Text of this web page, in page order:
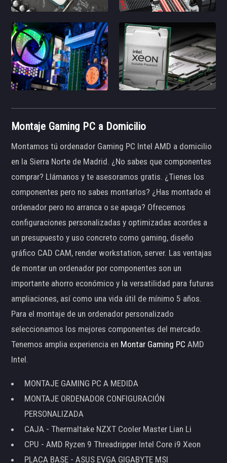
Montaje Gaming PC a Domicilio
Montamos tú ordenador Gaming PC Intel AMD a domicilio
en la Sierra Norte de Madrid. ¿No sabes que componentes
comprar? Llámanos y te asesoramos gratis. ¿Tienes los
componentes pero no sabes montarlos? ¿Has montado el
ordenador pero no arranca o se apaga? Ofrecemos
configuraciones personalizadas y optimizadas acordes a
un presupuesto y uso concreto como gaming, diseño
gráfico CAD CAM, render workstation, server. Las ventajas
de montar un ordenador por componentes son un
importante ahorro económico y la versatilidad para futuras
ampliaciones, así como una vida útil de mínimo 5 años.
Para el montaje de un ordenador personalizado
seleccionamos los mejores componentes del mercado.
Tenemos amplia experiencia en Montar Gaming PC AMD
Intel.
MONTAJE GAMING PC A MEDIDA
MONTAJE ORDENADOR CONFIGURACIÓN
PERSONALIZADA
CAJA - Thermaltake NZXT Cooler Master Lian Li
CPU - AMD Ryzen 9 Threadripper Intel Core i9 Xeon
PLACA BASE - ASUS EVGA GIGABYTE MSI